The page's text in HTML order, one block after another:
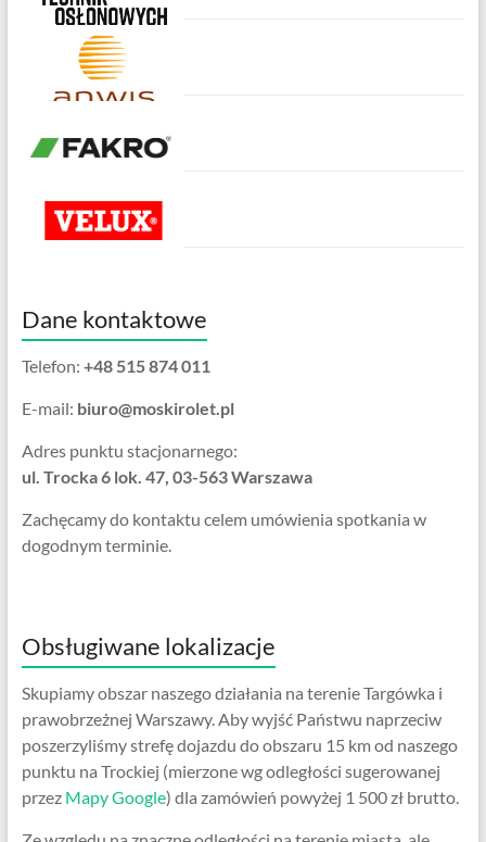
Dane kontaktowe
Telefon: +48 515 874 011
E-mail: biuro@moskirolet.pl
Adres punktu stacjonarnego:
ul. Trocka 6 lok. 47, 03-563 Warszawa
Zachęcamy do kontaktu celem umówienia spotkania w
dogodnym terminie.
Obsługiwane lokalizacje
Skupiamy obszar naszego działania na terenie Targówka i
prawobrzeżnej Warszawy. Aby wyjść Państwu naprzeciw
poszerzyliśmy strefę dojazdu do obszaru 15 km od naszego
punktu na Trockiej (mierzone wg odległości sugerowanej
przez Mapy Google) dla zamówień powyżej 1 500 zł brutto.